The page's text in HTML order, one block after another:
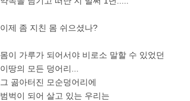
이제 좀 지친 몸 쉬으셨나?
몸이 가루가 되어서야 비로소 말할 수 있었던
이땅의 모든 덩어리...
그 곪아터진 모순덩어리에
범벅이 되어 살고 있는 우리는